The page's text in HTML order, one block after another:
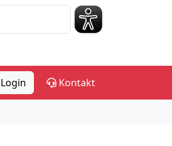
Login Kontakt